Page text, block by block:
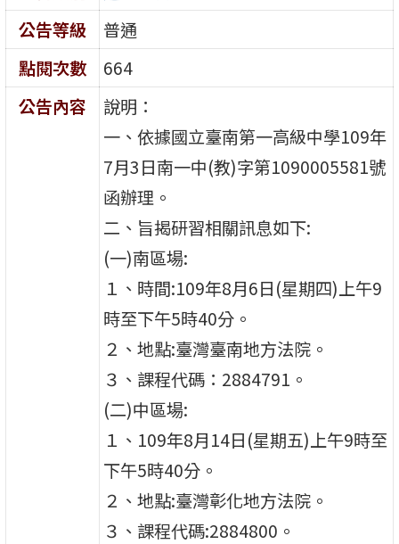
公告等級
普通
點閱次數
664
公告內容
說明：
一、依據國立臺南第一高級中學109年
7月3日南一中(教)字第1090005581號
函辦理。
二、旨揭研習相關訊息如下:
(一)南區場:
１、時間:109年8月6日(星期四)上午9
時至下午5時40分。
２、地點:臺灣臺南地方法院。
３、課程代碼：2884791。
(二)中區場:
１、109年8月14日(星期五)上午9時至
下午5時40分。
２、地點:臺灣彰化地方法院。
３、課程代碼:2884800。